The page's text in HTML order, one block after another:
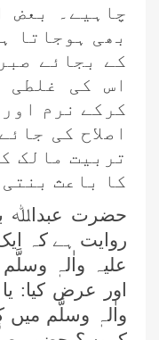
چاہیے۔ بعض
بھی ہوجاتا
کے بجائے
اس کی غلطی
کرکے نرم
اصلاح کی
تربیت مالک
کا باعث بنتی
حضرت عبداﷲ
روایت ہے کہ
علیہ واٰلہٖ
اور عرض کیا:
واٰلہٖ وسلَّم میں